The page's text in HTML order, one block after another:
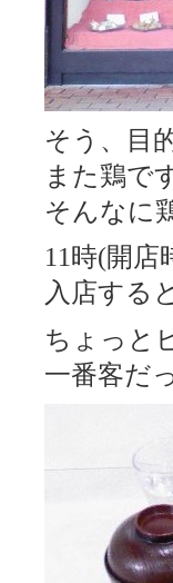
そう、目
また鶏で
そんなに
11時(開店
入店する
ちょっと
一番客だ